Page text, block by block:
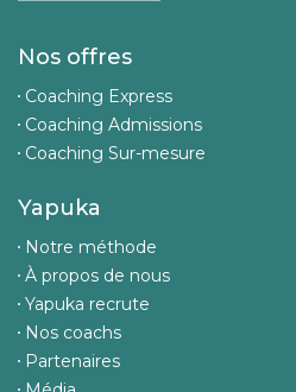
Nos offres
Coaching Express
Coaching Admissions
Coaching Sur-mesure
Yapuka
Notre méthode
À propos de nous
Yapuka recrute
Nos coachs
Partenaires